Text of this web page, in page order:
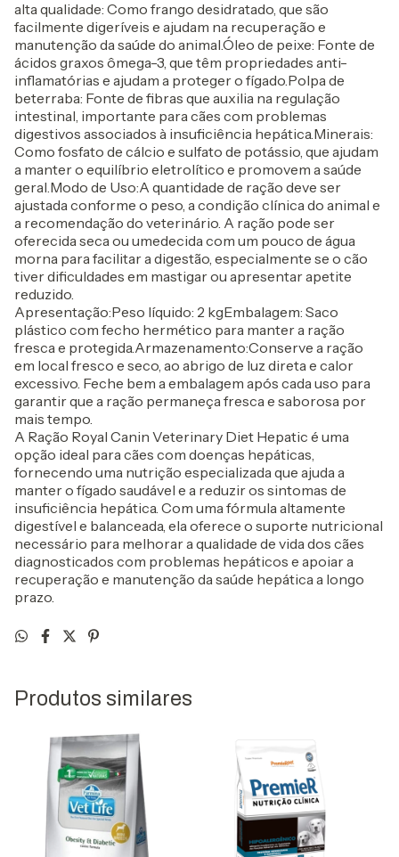
alta qualidade: Como frango desidratado, que são
facilmente digeríveis e ajudam na recuperação e
manutenção da saúde do animal.Óleo de peixe: Fonte de
ácidos graxos ômega-3, que têm propriedades anti-
inflamatórias e ajudam a proteger o fígado.Polpa de
beterraba: Fonte de fibras que auxilia na regulação
intestinal, importante para cães com problemas
digestivos associados à insuficiência hepática.Minerais:
Como fosfato de cálcio e sulfato de potássio, que ajudam
a manter o equilíbrio eletrolítico e promovem a saúde
geral.Modo de Uso:A quantidade de ração deve ser
ajustada conforme o peso, a condição clínica do animal e
a recomendação do veterinário. A ração pode ser
oferecida seca ou umedecida com um pouco de água
morna para facilitar a digestão, especialmente se o cão
tiver dificuldades em mastigar ou apresentar apetite
reduzido.
Apresentação:Peso líquido: 2 kgEmbalagem: Saco
plástico com fecho hermético para manter a ração
fresca e protegida.Armazenamento:Conserve a ração
em local fresco e seco, ao abrigo de luz direta e calor
excessivo. Feche bem a embalagem após cada uso para
garantir que a ração permaneça fresca e saborosa por
mais tempo.
A Ração Royal Canin Veterinary Diet Hepatic é uma
opção ideal para cães com doenças hepáticas,
fornecendo uma nutrição especializada que ajuda a
manter o fígado saudável e a reduzir os sintomas de
insuficiência hepática. Com uma fórmula altamente
digestível e balanceada, ela oferece o suporte nutricional
necessário para melhorar a qualidade de vida dos cães
diagnosticados com problemas hepáticos e apoiar a
recuperação e manutenção da saúde hepática a longo
prazo.
Produtos similares